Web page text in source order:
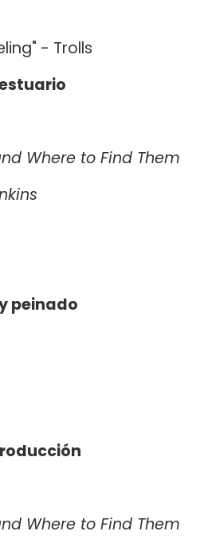
- Trolls
Where to Find Them
peinado
Where to Find Them